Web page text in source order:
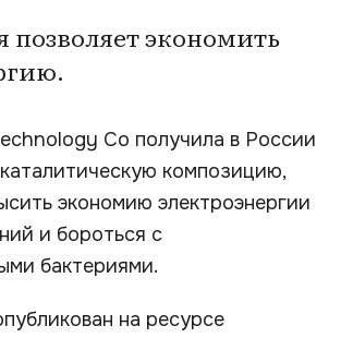
экономить
Co получила в России
композицию,
экономию электроэнергии
и бороться с
бактериями.
на ресурсе